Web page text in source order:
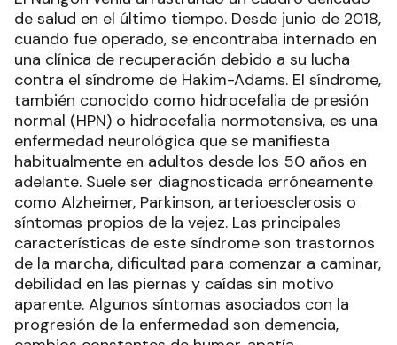
de salud en el último tiempo. Desde junio de 2018,
cuando fue operado, se encontraba internado en
una clínica de recuperación debido a su lucha
contra el síndrome de Hakim-Adams. El síndrome,
también conocido como hidrocefalia de presión
normal (HPN) o hidrocefalia normotensiva, es una
enfermedad neurológica que se manifiesta
habitualmente en adultos desde los 50 años en
adelante. Suele ser diagnosticada erróneamente
como Alzheimer, Parkinson, arterioesclerosis o
síntomas propios de la vejez. Las principales
características de este síndrome son trastornos
de la marcha, dificultad para comenzar a caminar,
debilidad en las piernas y caídas sin motivo
aparente. Algunos síntomas asociados con la
progresión de la enfermedad son demencia,